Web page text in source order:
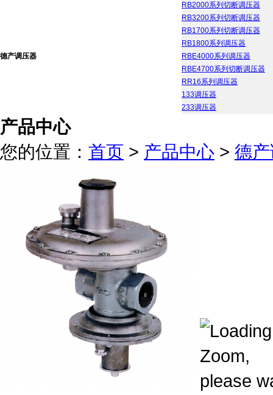
德产调压器
RB2000系列切断调压器
RB3200系列切断调压器
RB1700系列切断调压器
RB1800系列调压器
RBE4000系列调压器
RBE4700系列切断调压器
RR16系列调压器
133调压器
233调压器
产品中心
您的位置： 首页 > 产品中心 > 德